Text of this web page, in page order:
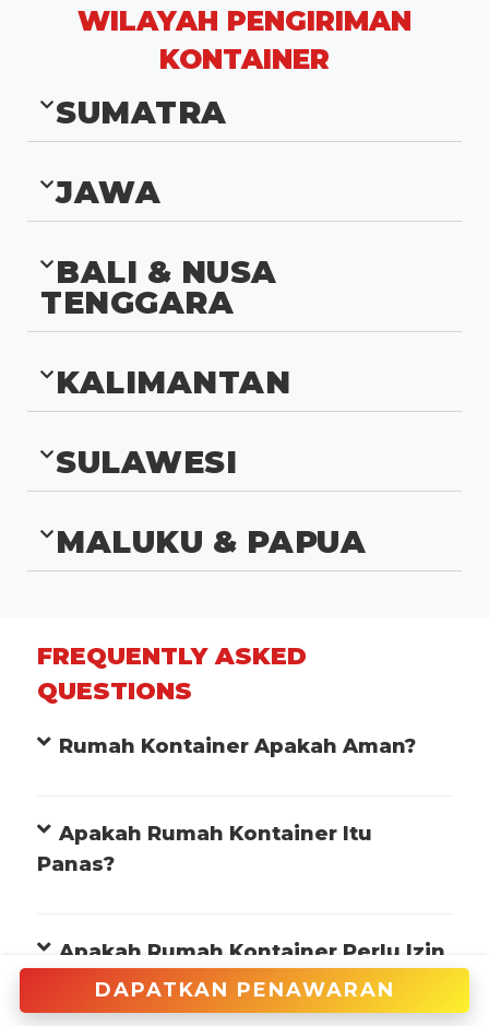
DAPATKAN PENAWARAN
WILAYAH PENGIRIMAN
KONTAINER
SUMATRA
JAWA
BALI & NUSA
TENGGARA
KALIMANTAN
SULAWESI
MALUKU & PAPUA
FREQUENTLY ASKED
QUESTIONS
Rumah Kontainer Apakah Aman?
Apakah Rumah Kontainer Itu
Panas?
Apakah Rumah Kontainer Perlu Izin